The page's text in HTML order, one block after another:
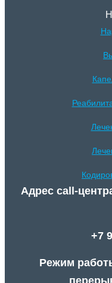
Адрес call-
+7
Режим